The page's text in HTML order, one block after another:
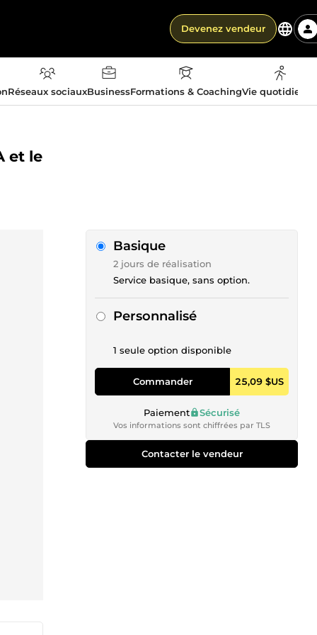
Devenez vendeur
Réseaux sociauxBusinessFormations & CoachingVie
et le
Basique
2 jours de réalisation
Service basique, sans option.
Personnalisé
1 seule option disponible
Commander 25,09 $US
Paiement Sécurisé
Vos informations sont chiffrées par TLS
Contacter le vendeur